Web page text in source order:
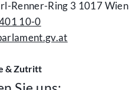
Renner-Ring 3 1017 Wien
10-0
& Zutritt